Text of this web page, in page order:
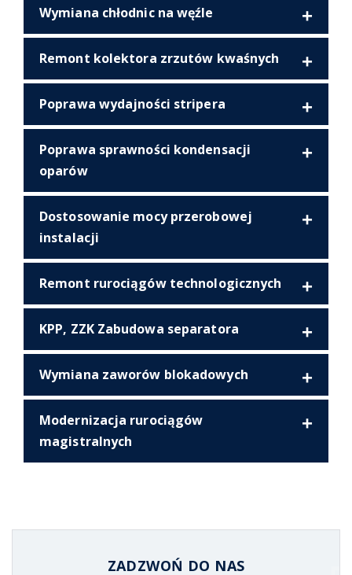
Wymiana chłodnic na węźle
Remont kolektora zrzutów kwaśnych
Poprawa wydajności stripera
Poprawa sprawności kondensacji
oparów
Dostosowanie mocy przerobowej
instalacji
Remont rurociągów technologicznych
KPP, ZZK Zabudowa separatora
Wymiana zaworów blokadowych
Modernizacja rurociągów
magistralnych
ZADZWOŃ DO NAS